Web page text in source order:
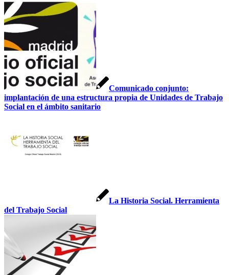
Comunicado conjunto:
implantación de una estructura propia de Unidades de Trabajo
Social en el ámbito sanitario
La Historia Social. Herramienta
del Trabajo Social